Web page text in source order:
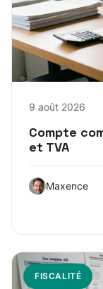
9 août 2026
Compte
et TVA
Maxence
FISCALITÉ